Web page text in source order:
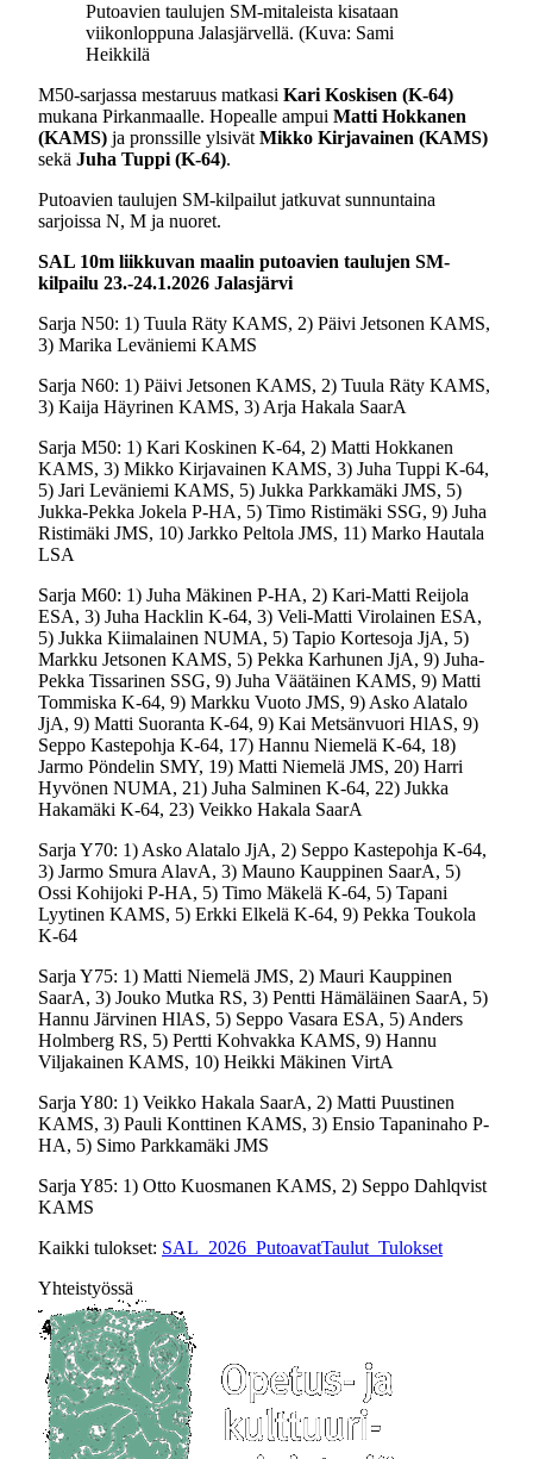
Putoavien taulujen SM-mitaleista kisataan
viikonloppuna Jalasjärvellä. (Kuva: Sami
Heikkilä
M50-sarjassa mestaruus matkasi Kari Koskisen (K-64)
mukana Pirkanmaalle. Hopealle ampui Matti Hokkanen
(KAMS) ja pronssille ylsivät Mikko Kirjavainen (KAMS)
sekä Juha Tuppi (K-64).
Putoavien taulujen SM-kilpailut jatkuvat sunnuntaina
sarjoissa N, M ja nuoret.
SAL 10m liikkuvan maalin putoavien taulujen SM-
kilpailu 23.-24.1.2026 Jalasjärvi
Sarja N50: 1) Tuula Räty KAMS, 2) Päivi Jetsonen KAMS,
3) Marika Leväniemi KAMS
Sarja N60: 1) Päivi Jetsonen KAMS, 2) Tuula Räty KAMS,
3) Kaija Häyrinen KAMS, 3) Arja Hakala SaarA
Sarja M50: 1) Kari Koskinen K-64, 2) Matti Hokkanen
KAMS, 3) Mikko Kirjavainen KAMS, 3) Juha Tuppi K-64,
5) Jari Leväniemi KAMS, 5) Jukka Parkkamäki JMS, 5)
Jukka-Pekka Jokela P-HA, 5) Timo Ristimäki SSG, 9) Juha
Ristimäki JMS, 10) Jarkko Peltola JMS, 11) Marko Hautala
LSA
Sarja M60: 1) Juha Mäkinen P-HA, 2) Kari-Matti Reijola
ESA, 3) Juha Hacklin K-64, 3) Veli-Matti Virolainen ESA,
5) Jukka Kiimalainen NUMA, 5) Tapio Kortesoja JjA, 5)
Markku Jetsonen KAMS, 5) Pekka Karhunen JjA, 9) Juha-
Pekka Tissarinen SSG, 9) Juha Väätäinen KAMS, 9) Matti
Tommiska K-64, 9) Markku Vuoto JMS, 9) Asko Alatalo
JjA, 9) Matti Suoranta K-64, 9) Kai Metsänvuori HlAS, 9)
Seppo Kastepohja K-64, 17) Hannu Niemelä K-64, 18)
Jarmo Pöndelin SMY, 19) Matti Niemelä JMS, 20) Harri
Hyvönen NUMA, 21) Juha Salminen K-64, 22) Jukka
Hakamäki K-64, 23) Veikko Hakala SaarA
Sarja Y70: 1) Asko Alatalo JjA, 2) Seppo Kastepohja K-64,
3) Jarmo Smura AlavA, 3) Mauno Kauppinen SaarA, 5)
Ossi Kohijoki P-HA, 5) Timo Mäkelä K-64, 5) Tapani
Lyytinen KAMS, 5) Erkki Elkelä K-64, 9) Pekka Toukola
K-64
Sarja Y75: 1) Matti Niemelä JMS, 2) Mauri Kauppinen
SaarA, 3) Jouko Mutka RS, 3) Pentti Hämäläinen SaarA, 5)
Hannu Järvinen HlAS, 5) Seppo Vasara ESA, 5) Anders
Holmberg RS, 5) Pertti Kohvakka KAMS, 9) Hannu
Viljakainen KAMS, 10) Heikki Mäkinen VirtA
Sarja Y80: 1) Veikko Hakala SaarA, 2) Matti Puustinen
KAMS, 3) Pauli Konttinen KAMS, 3) Ensio Tapaninaho P-
HA, 5) Simo Parkkamäki JMS
Sarja Y85: 1) Otto Kuosmanen KAMS, 2) Seppo Dahlqvist
KAMS
Kaikki tulokset: SAL_2026_PutoavatTaulut_Tulokset
Yhteistyössä